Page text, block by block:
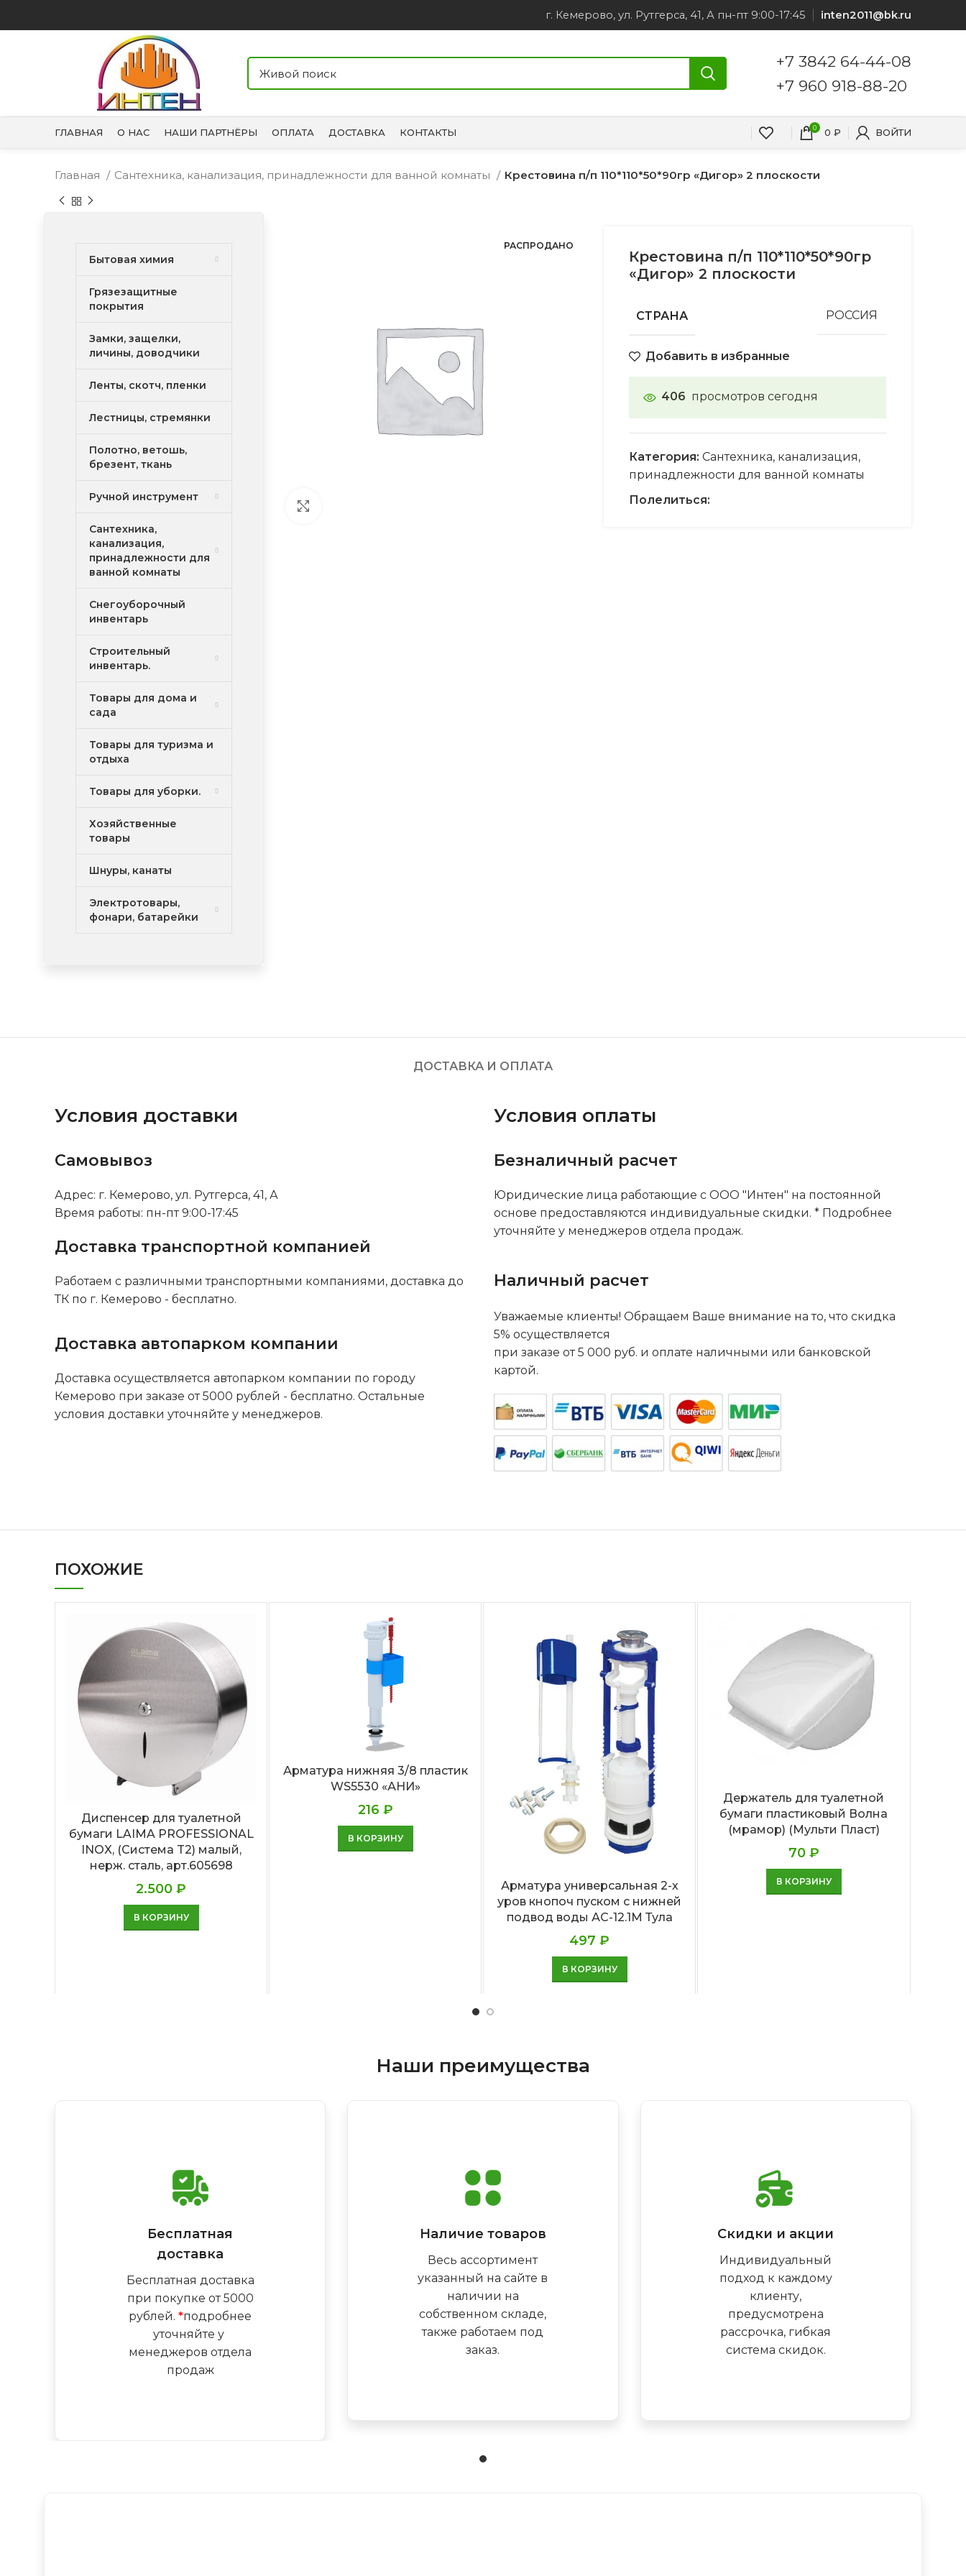
г. Кемерово, ул. Рутгерса, 41, А пн-пт 9:00-17:45 inten2011@bk.ru
+7 3842 64-44-08
+7 960 918-88-20
ГЛАВНАЯ О НАС НАШИ ПАРТНЁРЫ ОПЛАТА ДОСТАВКА КОНТАКТЫ 0 0 ₽ ВОЙТИ
Главная Сантехника, канализация, принадлежности для ванной комнаты Крестовина п/п 110*110*50*90гр «Дигор» 2 плоскости
РАСПРОДАНО
Крестовина п/п 110*110*50*90гр
«Дигор» 2 плоскости
СТРАНА РОССИЯ
Добавить в избранные
406 просмотров сегодня
Категория: Сантехника, канализация,
принадлежности для ванной комнаты
Полелиться:
Бытовая химия
Грязезащитные
покрытия
Замки, защелки,
личины, доводчики
Ленты, скотч, пленки
Лестницы, стремянки
Полотно, ветошь,
брезент, ткань
Ручной инструмент
Сантехника,
канализация,
принадлежности для
ванной комнаты
Снегоуборочный
инвентарь
Строительный
инвентарь.
Товары для дома и
сада
Товары для туризма и
отдыха
Товары для уборки.
Хозяйственные
товары
Шнуры, канаты
Электротовары,
фонари, батарейки
ДОСТАВКА И ОПЛАТА
Условия доставки
Самовывоз
Адрес: г. Кемерово, ул. Рутгерса, 41, А
Время работы: пн-пт 9:00-17:45
Доставка транспортной компанией
Работаем с различными транспортными компаниями, доставка до
ТК по г. Кемерово - бесплатно.
Доставка автопарком компании
Доставка осуществляется автопарком компании по городу
Кемерово при заказе от 5000 рублей - бесплатно. Остальные
условия доставки уточняйте у менеджеров.
Условия оплаты
Безналичный расчет
Юридические лица работающие с ООО "Интен" на постоянной
основе предоставляются индивидуальные скидки. * Подробнее
уточняйте у менеджеров отдела продаж.
Наличный расчет
Уважаемые клиенты! Обращаем Ваше внимание на то, что скидка
5% осуществляется
при заказе от 5 000 руб. и оплате наличными или банковской
картой.
ПОХОЖИЕ
Диспенсер для туалетной
бумаги LAIMA PROFESSIONAL
INOX, (Система T2) малый,
нерж. сталь, арт.605698
2.500₽
В КОРЗИНУ
Арматура нижняя 3/8 пластик
WS5530 «АНИ»
216 ₽
В КОРЗИНУ
Арматура универсальная 2-х
уров кнопоч пуском с нижней
подвод воды АС-12.1М Тула
497₽
В КОРЗИНУ
Держатель для туалетной
бумаги пластиковый Волна
(мрамор) (Мульти Пласт)
70 ₽
В КОРЗИНУ
Наши преимущества
Бесплатная
доставка
Бесплатная доставка
при покупке от 5000
рублей.*подробнее
уточняйте у
менеджеров отдела
продаж
Наличие товаров
Весь ассортимент
указанный на сайте в
наличии на
собственном складе,
также работаем под
заказ.
Скидки и акции
Индивидуальный
подход к каждому
клиенту,
предусмотрена
рассрочка, гибкая
система скидок.